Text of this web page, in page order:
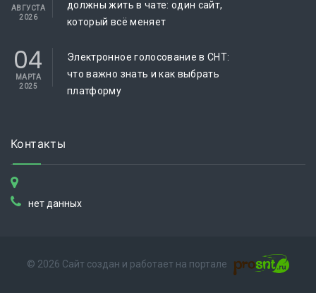
АВГУСТА
2026
должны жить в чате: один сайт,
который всё меняет
04
МАРТА
2025
Электронное голосование в СНТ:
что важно знать и как выбрать
платформу
Контакты
нет данных
© 2026 Сайт создан и работает на портале